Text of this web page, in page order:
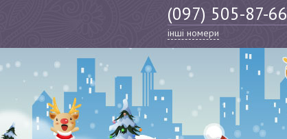
(097) 505-87-66
інші номери